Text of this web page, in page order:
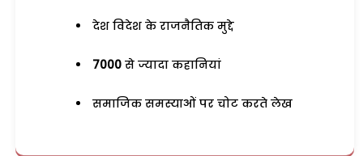
देश विदेश के राजनैतिक मुद्दे
7000 से ज्यादा कहानियां
समाजिक समस्याओं पर चोट करते लेख